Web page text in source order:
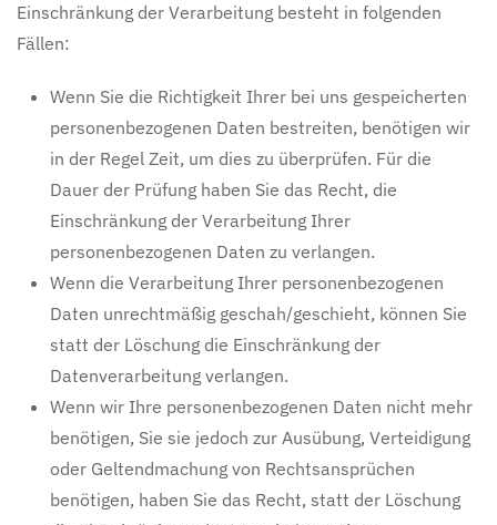
Einschränkung der Verarbeitung besteht in folgenden
Fällen:
Wenn Sie die Richtigkeit Ihrer bei uns gespeicherten
personenbezogenen Daten bestreiten, benötigen wir
in der Regel Zeit, um dies zu überprüfen. Für die
Dauer der Prüfung haben Sie das Recht, die
Einschränkung der Verarbeitung Ihrer
personenbezogenen Daten zu verlangen.
Wenn die Verarbeitung Ihrer personenbezogenen
Daten unrechtmäßig geschah/geschieht, können Sie
statt der Löschung die Einschränkung der
Datenverarbeitung verlangen.
Wenn wir Ihre personenbezogenen Daten nicht mehr
benötigen, Sie sie jedoch zur Ausübung, Verteidigung
oder Geltendmachung von Rechtsansprüchen
benötigen, haben Sie das Recht, statt der Löschung